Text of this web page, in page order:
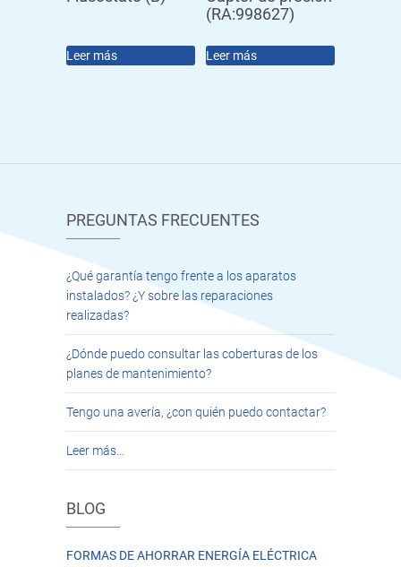
Leer más
(RA:998627)
Leer más
PREGUNTAS FRECUENTES
¿Qué garantía tengo frente a los aparatos
instalados? ¿Y sobre las reparaciones
realizadas?
¿Dónde puedo consultar las coberturas de los
planes de mantenimiento?
Tengo una avería, ¿con quién puedo contactar?
Leer más…
BLOG
FORMAS DE AHORRAR ENERGÍA ELÉCTRICA